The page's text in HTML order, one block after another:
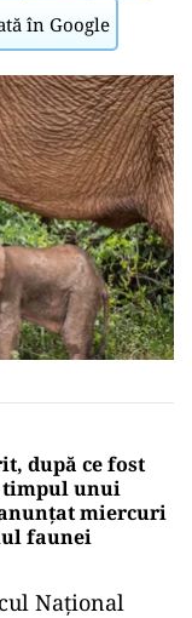
în Google
după ce fost
timpul unui
miercuri
faunei
Naţional